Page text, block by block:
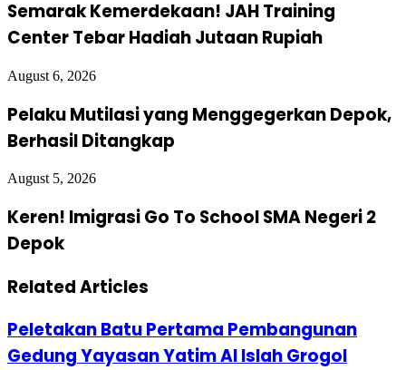
Semarak Kemerdekaan! JAH Training
Center Tebar Hadiah Jutaan Rupiah
August 6, 2026
Pelaku Mutilasi yang Menggegerkan Depok,
Berhasil Ditangkap
August 5, 2026
Keren! Imigrasi Go To School SMA Negeri 2
Depok
Related Articles
Peletakan Batu Pertama Pembangunan
Gedung Yayasan Yatim Al Islah Grogol